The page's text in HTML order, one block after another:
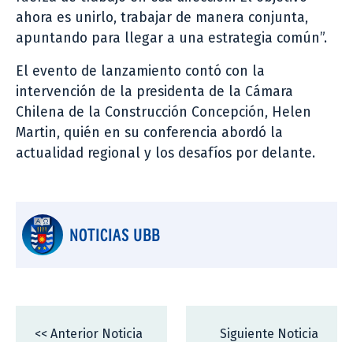
ahora es unirlo, trabajar de manera conjunta,
apuntando para llegar a una estrategia común”.
El evento de lanzamiento contó con la
intervención de la presidenta de la Cámara
Chilena de la Construcción Concepción, Helen
Martin, quién en su conferencia abordó la
actualidad regional y los desafíos por delante.
NOTICIAS UBB
<< Anterior Noticia
Siguiente Noticia